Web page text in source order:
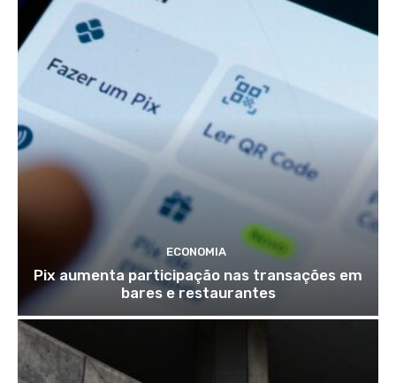
ECONOMIA
Pix aumenta participação nas transações em
bares e restaurantes